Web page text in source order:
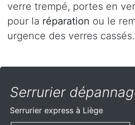
verre trempé, portes en
pour la réparation ou le
urgence des verres cassés.
Serrurier
Serrurier express à Liège